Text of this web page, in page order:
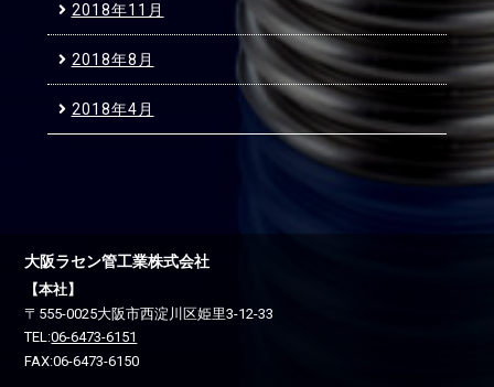
2018年11月
2018年8月
2018年4月
大阪ラセン管工業株式会社
【本社】
〒555-0025大阪市西淀川区姫里3-12-33
TEL:06-6473-6151
FAX:06-6473-6150